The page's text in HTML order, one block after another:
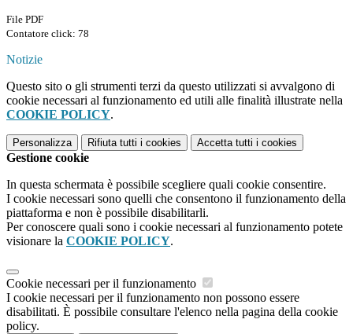
File PDF
Contatore click: 78
Notizie
Questo sito o gli strumenti terzi da questo utilizzati si avvalgono di
cookie necessari al funzionamento ed utili alle finalità illustrate nella
COOKIE POLICY.
Personalizza Rifiuta tutti i cookies Accetta tutti i cookies
Gestione cookie
In questa schermata è possibile scegliere quali cookie consentire.
I cookie necessari sono quelli che consentono il funzionamento della
piattaforma e non è possibile disabilitarli.
Per conoscere quali sono i cookie necessari al funzionamento potete
visionare la COOKIE POLICY.
Cookie necessari per il funzionamento
I cookie necessari per il funzionamento non possono essere
disabilitati. È possibile consultare l'elenco nella pagina della cookie
policy.